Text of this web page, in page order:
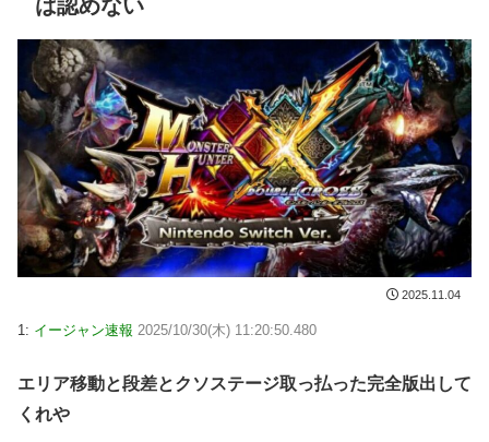
は認めない
2025.11.04
1: イージャン速報 2025/10/30(木) 11:20:50.480
エリア移動と段差とクソステージ取っ払った完全版出して
くれや